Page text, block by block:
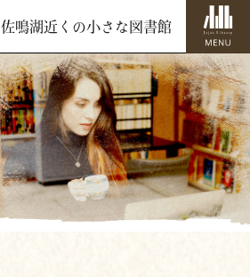
佐鳴湖近くの小さな図書館